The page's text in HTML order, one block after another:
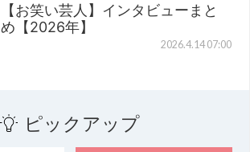
【お笑い芸人】インタビューまと
め【2026年】
2026.4.14 07:00
ピックアップ